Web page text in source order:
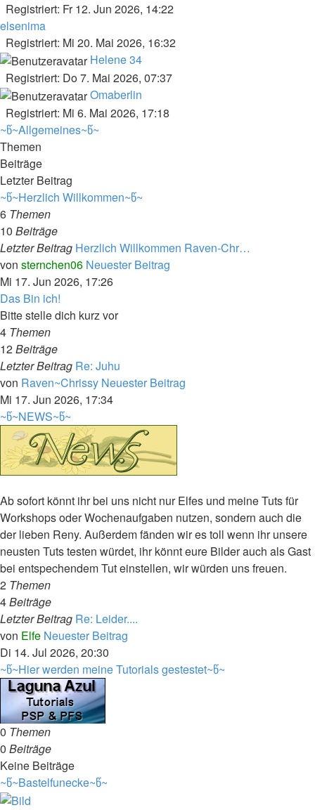
Registriert: Fr 12. Jun 2026, 14:22
elsenima
Registriert: Mi 20. Mai 2026, 16:32
Helene 34
Registriert: Do 7. Mai 2026, 07:37
Omaberlin
Registriert: Mi 6. Mai 2026, 17:18
~წ~Allgemeines~წ~
Themen
Beiträge
Letzter Beitrag
~წ~Herzlich Willkommen~წ~
6 Themen
10 Beiträge
Letzter Beitrag Herzlich Willkommen Raven-Chr…
von sternchen06 Neuester Beitrag
Mi 17. Jun 2026, 17:26
Das Bin ich!
Bitte stelle dich kurz vor
4 Themen
12Beiträge
Letzter Beitrag Re: Juhu
von Raven~Chrissy Neuester Beitrag
Mi 17. Jun 2026, 17:34
~წ~NEWS~წ~
Ab sofort könnt ihr bei uns nicht nur Elfes und meine Tuts für
Workshops oder Wochenaufgaben nutzen, sondern auch die
der lieben Reny. Außerdem fänden wir es toll wenn ihr unsere
neusten Tuts testen würdet, ihr könnt eure Bilder auch als Gast
bei entspechendem Tut einstellen, wir würden uns freuen.
2 Themen
4Beiträge
Letzter Beitrag Re: Leider....
von Elfe Neuester Beitrag
Di 14. Jul 2026, 20:30
~წ~Hier werden meine Tutorials gestestet~წ~
0 Themen
0 Beiträge
Keine Beiträge
~წ~Bastelfunecke~წ~